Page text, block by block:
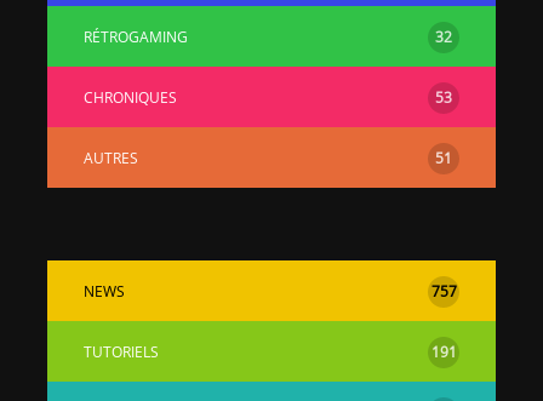
RÉTROGAMING 32
CHRONIQUES 53
AUTRES 51
NEWS 757
TUTORIELS 191